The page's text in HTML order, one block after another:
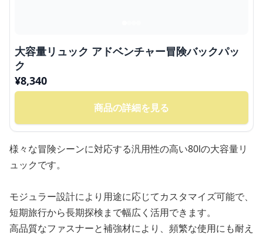
大容量リュック アドベンチャー冒険バックパッ
ク
¥8,340
商品の詳細を見る
様々な冒険シーンに対応する汎用性の高い80lの大容量リ
ュックです。
モジュラー設計により用途に応じてカスタマイズ可能で、
短期旅行から長期探検まで幅広く活用できます。
高品質なファスナーと補強材により、頻繁な使用にも耐え